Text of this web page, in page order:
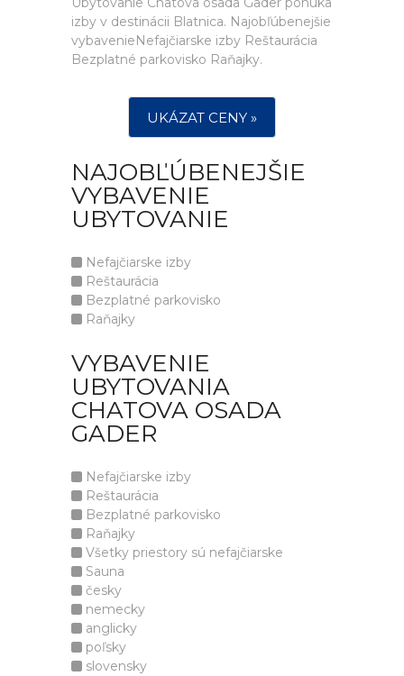
izby v destinácii Blatnica. Najobľúbenejšie
vybavenieNefajčiarske izby Reštaurácia
Bezplatné parkovisko Raňajky.
UKÁZAT CENY »
NAJOBĽÚBENEJŠIE
VYBAVENIE
UBYTOVANIE
Nefajčiarske izby
Reštaurácia
Bezplatné parkovisko
Raňajky
VYBAVENIE
UBYTOVANIA
CHATOVA OSADA
GADER
Nefajčiarske izby
Reštaurácia
Bezplatné parkovisko
Raňajky
Všetky priestory sú nefajčiarske
Sauna
česky
nemecky
anglicky
poľsky
slovensky